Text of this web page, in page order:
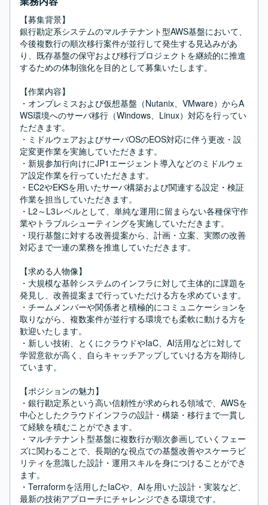
【募集背景】
銀行勘定系システムのマルチテナント型AWS基盤において、
今後複数行の順次移行案件が並行して発生する見込みがあ
り、既存基盤の保守および移行プロジェクトを継続的に推進
するための体制強化を目的として募集いたします。
【作業内容】
・オンプレミスおよび仮想基盤（Nutanix、VMware）からA
WS環境へのサーバ移行（Windows、Linux）対応を行ってい
ただきます。
・ミドルウェアおよびサーバOSのEOS対応に伴う更改・設
定変更作業を実施していただきます。
・新規参加行向けにJP1エージェント導入などのミドルウェ
ア設定作業を行っていただきます。
・EC2やEKSを用いたサーバ構築および関連する設定・検証
作業を担当していただきます。
・L2～L3レベルとして、単純な運用に留まらない各種保守作
業やトラブルシューティングを実施していただきます。
・現行基盤に対する改善提案から、計画・立案、実際の改善
対応まで一連の業務を推進していただきます。
【求める人物像】
・大規模な基幹システムのインフラに対して主体的に課題を
発見し、改善提案まで行っていただける方を求めています。
・チームメンバーや関係者と積極的にコミュニケーションを
取りながら、複数案件が並行する環境でも柔軟に動ける方を
歓迎いたします。
・新しい技術、とくにクラウドやIaC、AI活用などに対して
学習意欲が高く、自らキャッチアップしていける方を期待し
ています。
【ポジションの魅力】
・銀行勘定系という高い信頼性が求められる領域で、AWSを
中心としたクラウドインフラの設計・構築・移行まで一貫し
て経験を積むことができます。
・マルチテナント型基盤に複数行が順次参画していくフェー
ズに関わることで、長期的な視点での基盤改善やスケーラビ
リティを意識した設計・運用スキルを身につけることができ
ます。
・Terraformを活用したIaCや、AIを用いた設計・実装など、
最新の技術アプローチにチャレンジできる環境です。